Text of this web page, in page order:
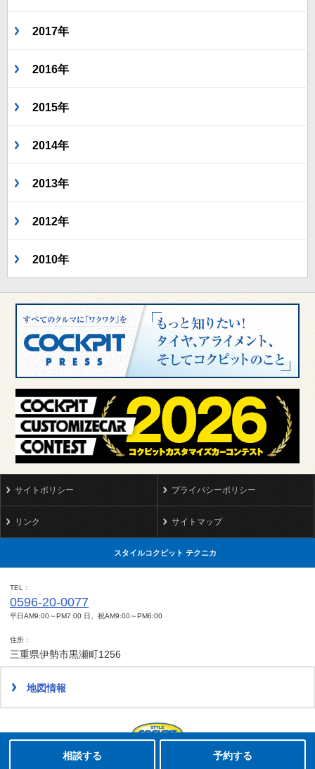
2017年
2016年
2015年
2014年
2013年
2012年
2010年
サイトポリシー プライバシーポリシー
リンク サイトマップ
スタイルコクピット テクニカ
TEL
0596-20-0077
平日AM9:00～PM7:00 日、祝AM9:00～PM6:00
住所
三重県伊勢市黒瀬町1256
地図情報
Copyright(C)2008-2022 STYLE COCKPIT TECHNICA.All rights reserved.
相談する 予約する